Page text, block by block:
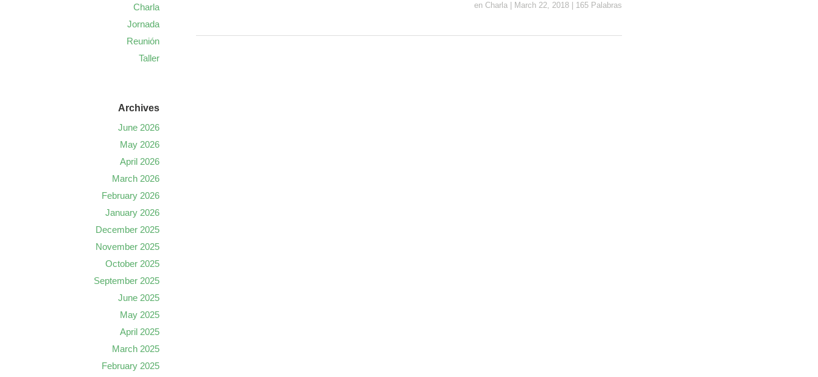
en Charla March 22, 2018 165 Palabras
Charla
Jornada
Reunión
Taller
Archives
June 2026
May 2026
April 2026
March 2026
February 2026
January 2026
December 2025
November 2025
October 2025
September 2025
June 2025
May 2025
April 2025
March 2025
February 2025